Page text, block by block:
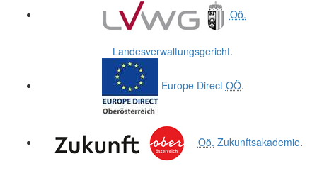
Oö.
Landesverwaltungsgericht.
Europe Direct OÖ.
Oö. Zukunftsakademie.